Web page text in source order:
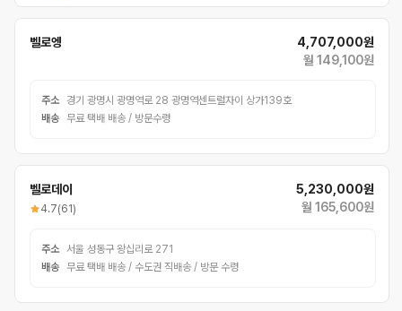
벨로엥
4,707,000원
월 149,100원
주소
경기 광명시 광명역로 28 광명역센트럴자이 상가139호
배송
무료 택배 배송 / 방문수령
벨로데이
4.7(61)
5,230,000원
월 165,600원
주소 서울 성동구 왕십리로 271
배송
무료 택배 배송 / 수도권 직배송 / 방문 수령